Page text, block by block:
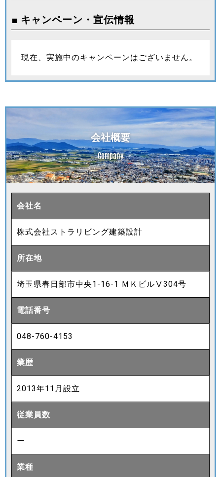
■ キャンペーン・宣伝情報
現在、実施中のキャンペーンはございません。
会社概要
Company
会社名
株式会社ストラリビング建築設計
所在地
埼玉県春日部市中央1-16-1 ＭＫビルⅤ304号
電話番号
048-760-4153
業歴
2013年11月設立
従業員数
ー
業種